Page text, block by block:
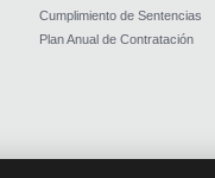
Cumplimiento de Sentencias
Plan Anual de Contratación